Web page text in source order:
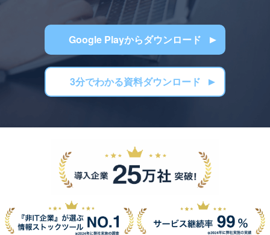
Google Playからダウンロード
3分でわかる資料ダウンロード